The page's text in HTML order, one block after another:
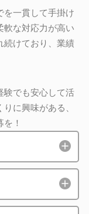
を一貫して手掛け
軟な対応力が高い
続けており、業績
験でも安心して活
に興味がある、
！